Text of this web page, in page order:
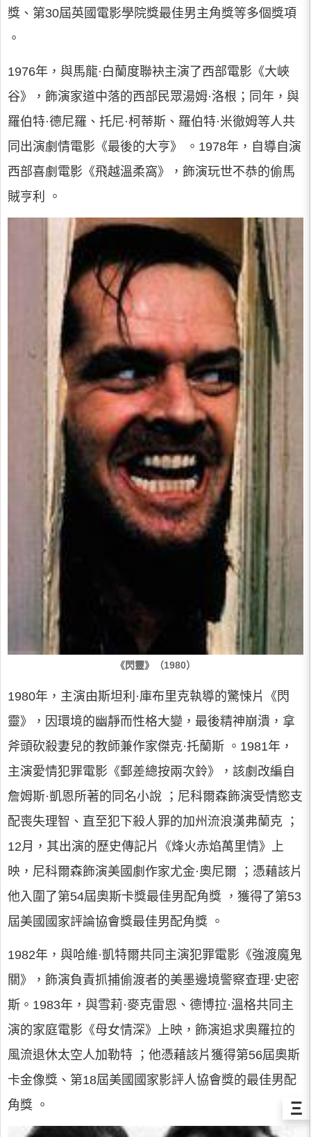
獎、第30屆英國電影學院獎最佳男主角獎等多個獎項
。
1976年，與馬龍·白蘭度聯袂主演了西部電影《大峽
谷》，飾演家道中落的西部民眾湯姆·洛根；同年，與
羅伯特·德尼羅、托尼·柯蒂斯、羅伯特·米徹姆等人共
同出演劇情電影《最後的大亨》 。1978年，自導自演
西部喜劇電影《飛越溫柔窩》，飾演玩世不恭的偷馬
賊亨利 。
《閃靈》（1980）
1980年，主演由斯坦利·庫布里克執導的驚悚片《閃
靈》，因環境的幽靜而性格大變，最後精神崩潰，拿
斧頭砍殺妻兒的教師兼作家傑克·托蘭斯 。1981年，
主演愛情犯罪電影《郵差總按兩次鈴》，該劇改編自
詹姆斯·凱恩所著的同名小說 ；尼科爾森飾演受情慾支
配喪失理智、直至犯下殺人罪的加州流浪漢弗蘭克 ；
12月，其出演的歷史傳記片《烽火赤焰萬里情》上
映，尼科爾森飾演美國劇作家尤金·奧尼爾 ；憑藉該片
他入圍了第54屆奧斯卡獎最佳男配角獎 ，獲得了第53
屆美國國家評論協會獎最佳男配角獎 。
1982年，與哈維·凱特爾共同主演犯罪電影《強渡魔鬼
關》，飾演負責抓捕偷渡者的美墨邊境警察查理·史密
斯。1983年，與雪莉·麥克雷恩、德博拉·溫格共同主
演的家庭電影《母女情深》上映，飾演追求奧羅拉的
風流退休太空人加勒特 ；他憑藉該片獲得第56屆奧斯
卡金像獎、第18屆美國國家影評人協會獎的最佳男配
角獎 。
Ξ